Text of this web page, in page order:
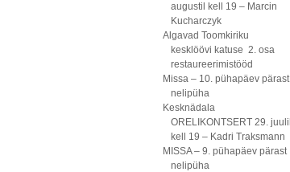
augustil kell 19 – Marcin
Kucharczyk
Algavad Toomkiriku
kesklöövi katuse 2. osa
restaureerimistööd
Missa – 10. pühapäev pärast
nelipüha
Kesknädala
ORELIKONTSERT 29. juulil
kell 19 – Kadri Traksmann
MISSA – 9. pühapäev pärast
nelipüha